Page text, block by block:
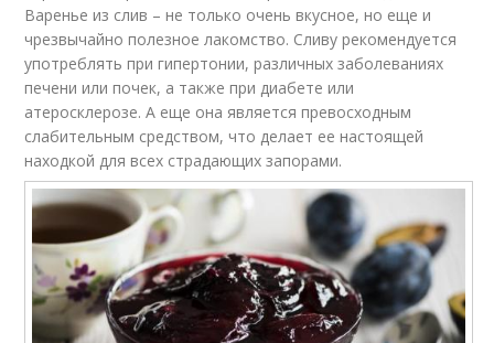
Варенье из слив – не только очень вкусное, но еще и
чрезвычайно полезное лакомство. Сливу рекомендуется
употреблять при гипертонии, различных заболеваниях
печени или почек, а также при диабете или
атеросклерозе. А еще она является превосходным
слабительным средством, что делает ее настоящей
находкой для всех страдающих запорами.